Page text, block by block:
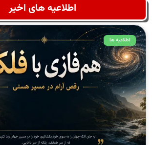
اطلاعیه های اخیر
اطلاعیه ها